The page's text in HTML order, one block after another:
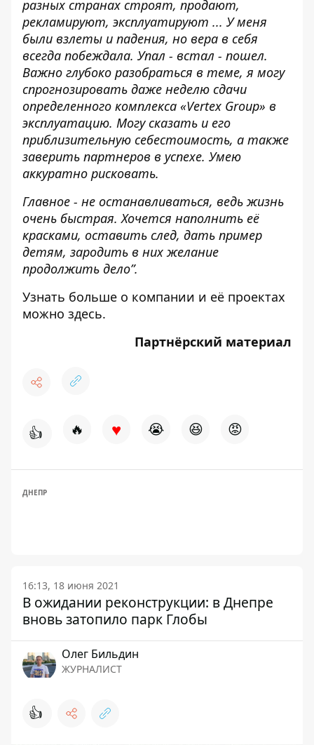
разных странах строят, продают,
рекламируют, эксплуатируют ... У меня
были взлеты и падения, но вера в себя
всегда побеждала. Упал - встал - пошел.
Важно глубоко разобраться в теме, я могу
спрогнозировать даже неделю сдачи
определенного комплекса «Vertex Group» в
эксплуатацию. Могу сказать и его
приблизительную себестоимость, а также
заверить партнеров в успехе. Умею
аккуратно рисковать.
Главное - не останавливаться, ведь жизнь
очень быстрая. Хочется наполнить её
красками, оставить след, дать пример
детям, зародить в них желание
продолжить дело”.
Узнать больше о компании и её проектах
можно здесь.
Партнёрский материал
👍 🔥 ♥ 😭 😆 😡
ДНЕПР
16:13, 18 июня 2021
В ожидании реконструкции: в Днепре
вновь затопило парк Глобы
Олег Бильдин
ЖУРНАЛИСТ
👍